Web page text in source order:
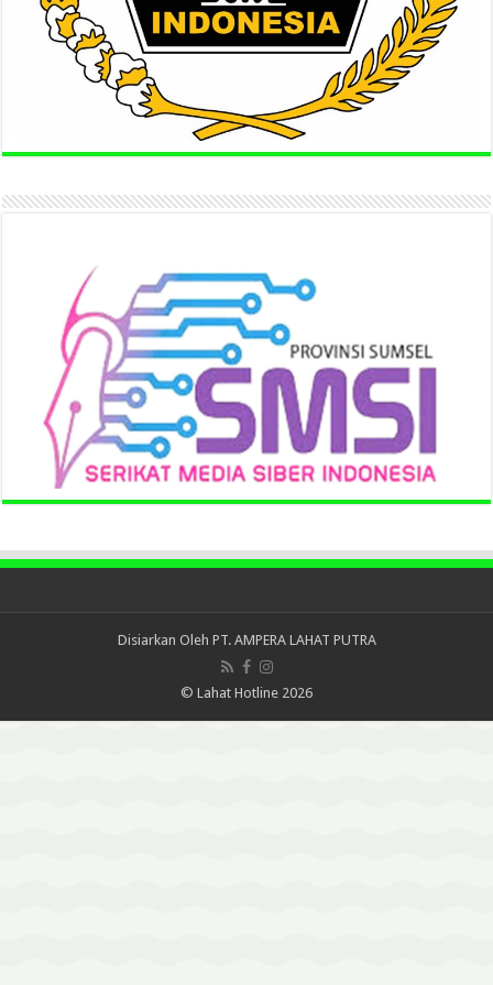
Disiarkan Oleh PT. AMPERA LAHAT PUTRA
© Lahat Hotline 2026